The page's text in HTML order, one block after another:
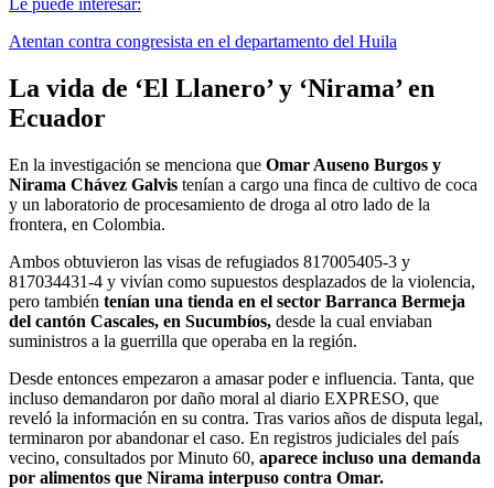
Atentan contra congresista en el departamento del Huila
La vida de ‘El Llanero’ y ‘Nirama’ en
Ecuador
En la investigación se menciona que Omar Auseno Burgos y
Nirama Chávez Galvis tenían a cargo una finca de cultivo de coca
y un laboratorio de procesamiento de droga al otro lado de la
frontera, en Colombia.
Ambos obtuvieron las visas de refugiados 817005405-3 y
817034431-4 y vivían como supuestos desplazados de la violencia,
pero también tenían una tienda en el sector Barranca Bermeja
del cantón Cascales, en Sucumbíos, desde la cual enviaban
suministros a la guerrilla que operaba en la región.
Desde entonces empezaron a amasar poder e influencia. Tanta, que
incluso demandaron por daño moral al diario EXPRESO, que
reveló la información en su contra. Tras varios años de disputa legal,
terminaron por abandonar el caso. En registros judiciales del país
vecino, consultados por Minuto 60, aparece incluso una demanda
por alimentos que Nirama interpuso contra Omar.